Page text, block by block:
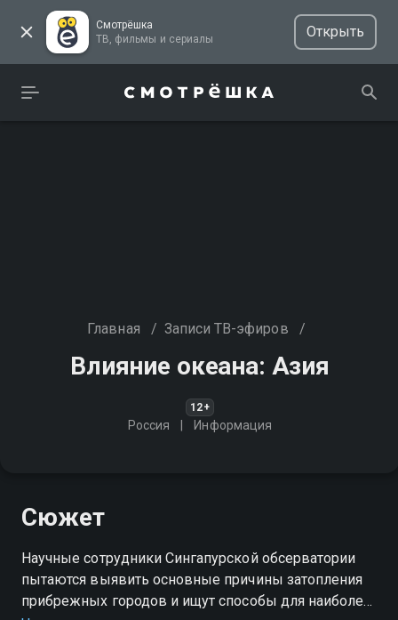
Смотрёшка
ТВ, фильмы и сериалы
Открыть
Главная / Записи ТВ-эфиров /
Влияние океана: Азия
12+
Россия Информация
Сюжет
Научные сотрудники Сингапурской обсерватории
пытаются выявить основные причины затопления
прибрежных городов и ищут способы для наиболее